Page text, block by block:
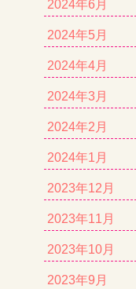
2024年6月
2024年5月
2024年4月
2024年3月
2024年2月
2024年1月
2023年12月
2023年11月
2023年10月
2023年9月